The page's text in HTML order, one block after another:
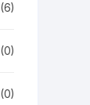
(6)
(0)
(0)